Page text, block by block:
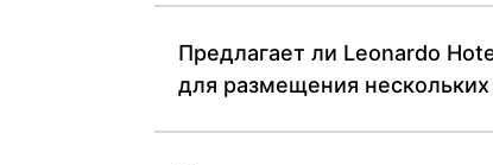
Предлагает ли Leonardo
для размещения